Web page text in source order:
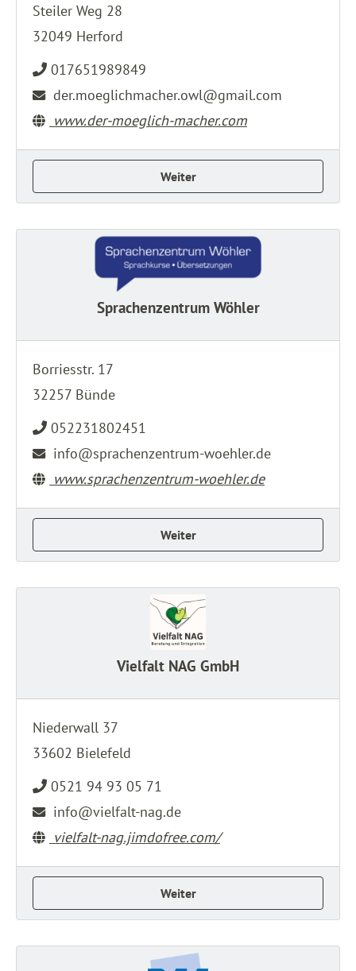
Steiler Weg 28
32049 Herford
017651989849
der.moeglichmacher.owl@gmail.com
www.der-moeglich-macher.com
Weiter
Sprachenzentrum Wöhler
Borriesstr. 17
32257 Bünde
052231802451
info@sprachenzentrum-woehler.de
www.sprachenzentrum-woehler.de
Weiter
Vielfalt NAG GmbH
Niederwall 37
33602 Bielefeld
0521 94 93 05 71
info@vielfalt-nag.de
vielfalt-nag.jimdofree.com/
Weiter